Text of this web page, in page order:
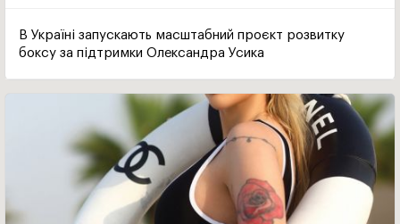
В Україні запускають масштабний проєкт розвитку
боксу за підтримки Олександра Усика